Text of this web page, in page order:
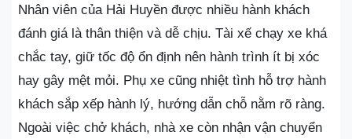
Nhân viên của Hải Huyền được nhiều hành khách
đánh giá là thân thiện và dễ chịu. Tài xế chạy xe khá
chắc tay, giữ tốc độ ổn định nên hành trình ít bị xóc
hay gây mệt mỏi. Phụ xe cũng nhiệt tình hỗ trợ hành
khách sắp xếp hành lý, hướng dẫn chỗ nằm rõ ràng.
Ngoài việc chở khách, nhà xe còn nhận vận chuyển